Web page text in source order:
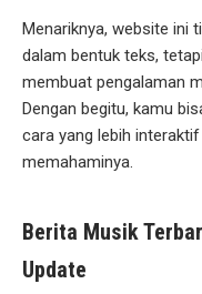
Menariknya, website ini
dalam bentuk teks,
membuat pengalaman
Dengan begitu, kamu
cara yang lebih
memahaminya.
Berita Musik
Update